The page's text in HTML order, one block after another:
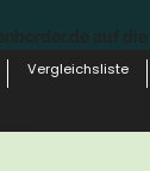
Vergleichsliste